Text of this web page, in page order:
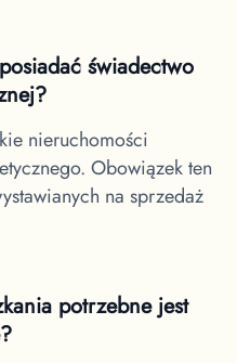
świadectwo
nieruchomości
Obowiązek ten
na sprzedaż
potrzebne jest